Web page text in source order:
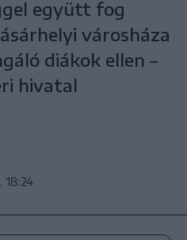
együtt fog
városháza
diákok ellen –
hivatal
18:24